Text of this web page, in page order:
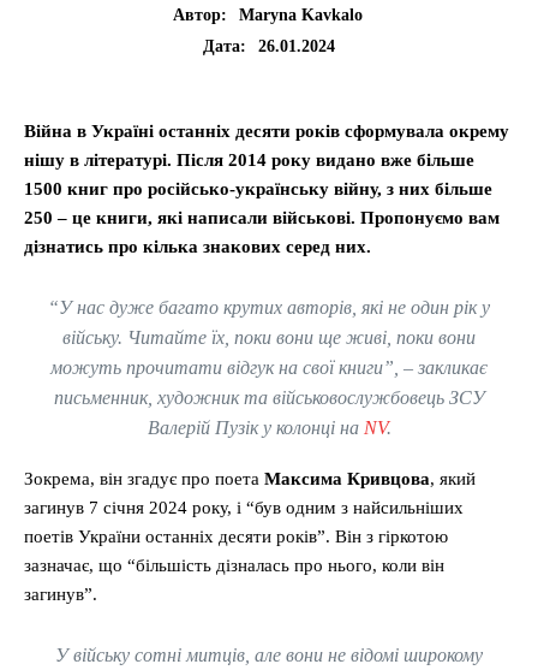
Автор:
Maryna Kavkalo
Дата:
26.01.2024
Війна в Україні останніх десяти років сформувала окрему
нішу в літературі. Після 2014 року видано вже більше
1500 книг про російсько-українську війну, з них більше
250 – це книги, які написали військові. Пропонуємо вам
дізнатись про кілька знакових серед них.
“У нас дуже багато крутих авторів, які не один рік у
війську. Читайте їх, поки вони ще живі, поки вони
можуть прочитати відгук на свої книги”, – закликає
письменник, художник та військовослужбовець ЗСУ
Валерій Пузік у колонці на NV.
Зокрема, він згадує про поета Максима Кривцова, який
загинув 7 січня 2024 року, і “був одним з найсильніших
поетів України останніх десяти років”. Він з гіркотою
зазначає, що “більшість дізналась про нього, коли він
загинув”.
У війську сотні митців, але вони не відомі широкому